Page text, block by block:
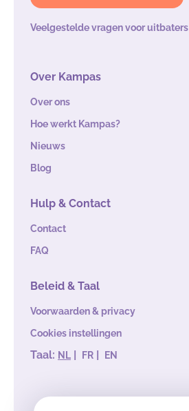
Veelgestelde vragen voor uitbaters
Over Kampas
Over ons
Hoe werkt Kampas?
Nieuws
Blog
Hulp & Contact
Contact
FAQ
Beleid & Taal
Voorwaarden & privacy
Cookies instellingen
Taal: NL | FR | EN